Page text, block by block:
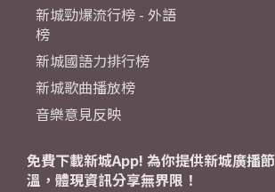
新城勁爆流行榜 - 外語
榜
新城國語力排行榜
新城歌曲播放榜
音樂意見反映
免費下載新城App! 為你提供新城廣播
溫，體現資訊分享無界限！